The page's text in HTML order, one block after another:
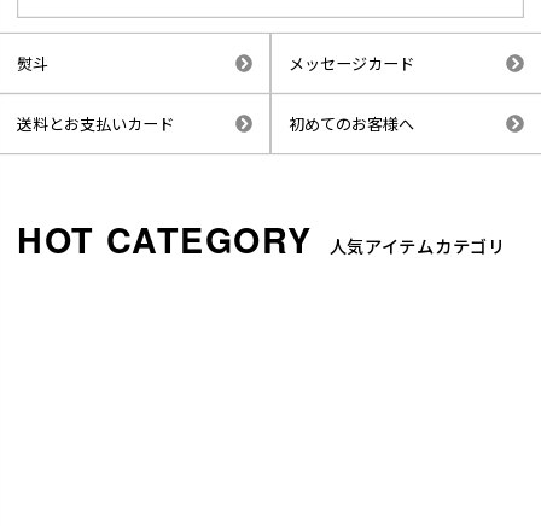
熨斗 メッセージカード
送料とお支払いカード 初めてのお客様へ
人気アイテムカテゴリ